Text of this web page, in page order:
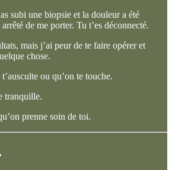
subi une biopsie et la douleur a été
de me porter. Tu t’es déconnecté.
mais j’ai peur de te faire opérer et
chose.
ou qu’on te touche.
tranquille.
prenne soin de toi.